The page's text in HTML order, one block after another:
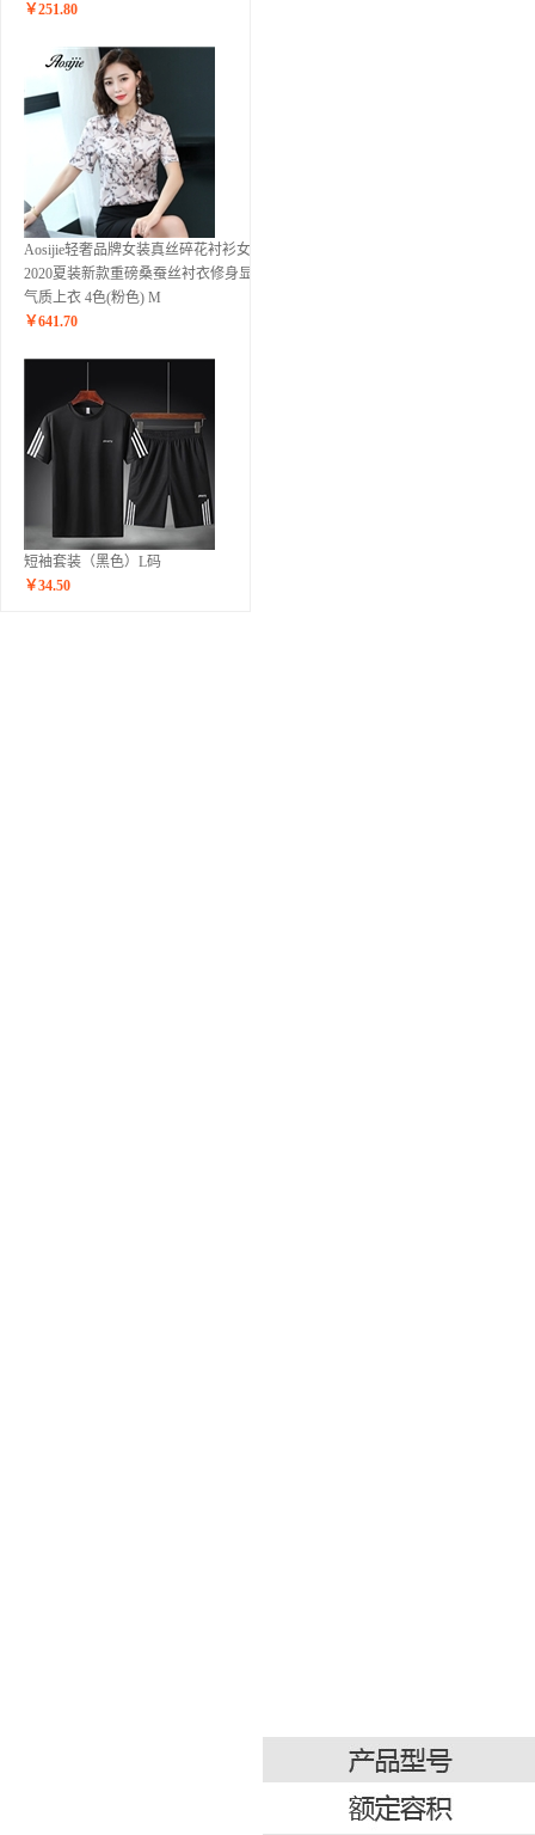
￥251.80
Aosijie轻奢品牌女装真丝碎花衬衫女
2020夏装新款重磅桑蚕丝衬衣修身显瘦
气质上衣 4色(粉色) M
￥641.70
短袖套装（黑色）L码
￥34.50